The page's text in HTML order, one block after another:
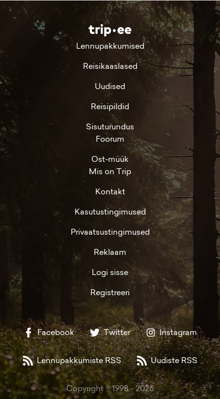
Lennupakkumised
Reisikaaslased
Uudised
Reisipildid
Sisuturundus
Foorum
Ost-müük
Mis on Trip
Kontakt
Kasutustingimused
Privaatsustingimused
Reklaam
Logi sisse
Registreeri
Facebook Twitter Instagram
Lennupakkumiste RSS Uudiste RSS
Copyright © 1998 -2026